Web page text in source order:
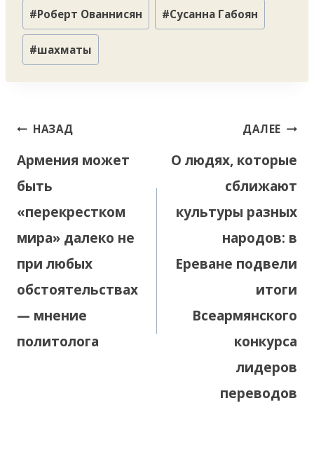
Метки
записи:
#Роберт Ованнисян #Сусанна Габоян
#шахматы
Навигация
записям
НАЗАД
Армения может
быть
«перекрестком
мира» далеко не
при любых
обстоятельствах
— мнение
политолога
ДАЛЕЕ
О людях, которые
сближают
культуры разных
народов: в
Ереване подвели
итоги
Всеармянского
конкурса
лидеров
переводов